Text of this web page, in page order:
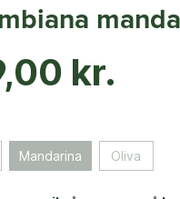
kr.
Mandarina Oliva